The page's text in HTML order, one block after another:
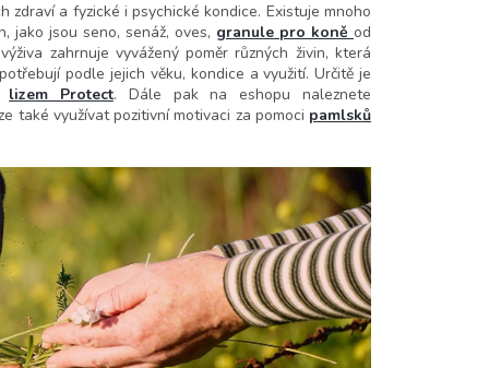
a fyzické i psychické kondice. Existuje mnoho
jako jsou seno, senáž, oves, granule pro koně od
zahrnuje vyvážený poměr různých živin, která
podle jejich věku, kondice a využití. Určitě je
lizem Protect. Dále pak na eshopu naleznete
také využívat pozitivní motivaci za pomoci pamlsků